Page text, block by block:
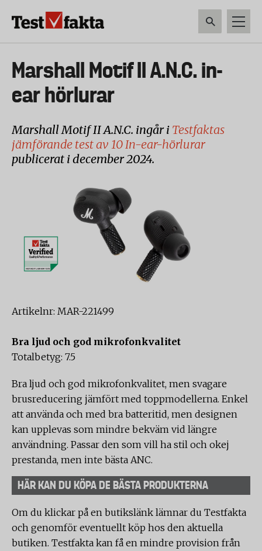
Huvudmeny
ny
Marshall Motif II A.N.C. in-
ear hörlurar
Marshall Motif II A.N.C. ingår i Testfaktas
jämförande test av 10 In-ear-hörlurar
publicerat i december 2024.
Artikelnr: MAR-221499
Bra ljud och god mikrofonkvalitet
Totalbetyg: 7.5
Bra ljud och god mikrofonkvalitet, men svagare
brusreducering jämfört med toppmodellerna. Enkel
att använda och med bra batteritid, men designen
kan upplevas som mindre bekväm vid längre
användning. Passar den som vill ha stil och okej
prestanda, men inte bästa ANC.
HÄR KAN DU KÖPA DE BÄSTA PRODUKTERNA
Om du klickar på en butikslänk lämnar du Testfakta
och genomför eventuellt köp hos den aktuella
butiken. Testfakta kan få en mindre provision från